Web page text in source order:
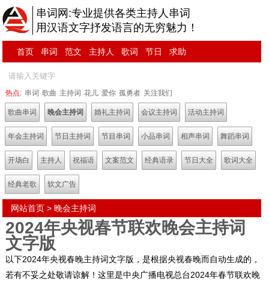
串词网:专业提供各类主持人串词
用汉语文字抒发语言的无穷魅力！
首页 串词 范文 主持人 歌词 节日 求助
热点: 串词 歌曲 主持词 花儿 爱你 孤勇者 关注我们
歌曲串词 晚会主持词 婚礼主持词 会议主持词 活动主持词
年会主持词 节日主持词 节目串词 小品串词 相声串词 舞蹈串词
开场白 主持人 祝福语 文案范文 经典语录 节日大全 歌词大全
经典老歌 软文广告
网站首页 >晚会主持词
2024年央视春节联欢晚会主持词
文字版
以下2024年央视春晚主持词文字版，是根据央视春晚而自动生成的，
若有不妥之处敬请谅解！这里是中央广播电视总台2024年春节联欢晚